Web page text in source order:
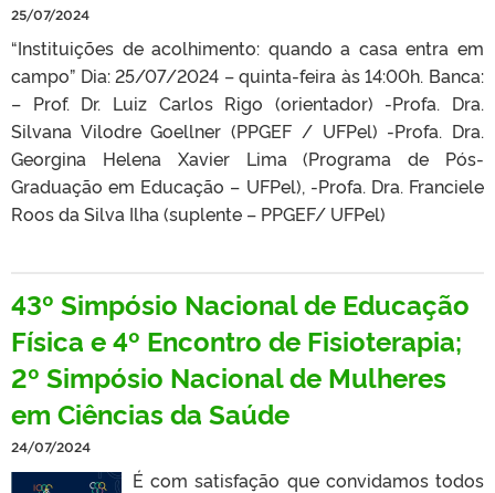
25/07/2024
“Instituições de acolhimento: quando a casa entra em
campo” Dia: 25/07/2024 – quinta-feira às 14:00h. Banca:
– Prof. Dr. Luiz Carlos Rigo (orientador) -Profa. Dra.
Silvana Vilodre Goellner (PPGEF / UFPel) -Profa. Dra.
Georgina Helena Xavier Lima (Programa de Pós-
Graduação em Educação – UFPel), -Profa. Dra. Franciele
Roos da Silva Ilha (suplente – PPGEF/ UFPel)
43º Simpósio Nacional de Educação
Física e 4º Encontro de Fisioterapia;
2º Simpósio Nacional de Mulheres
em Ciências da Saúde
24/07/2024
É com satisfação que convidamos todos